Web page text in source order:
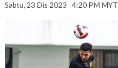
Sabtu, 23 Dis 2023 4:20 PM MYT